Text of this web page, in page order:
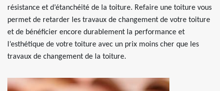
résistance et d’étanchéité de la toiture. Refaire une toiture vous
permet de retarder les travaux de changement de votre toiture
et de bénéficier encore durablement la performance et
l’esthétique de votre toiture avec un prix moins cher que les
travaux de changement de la toiture.